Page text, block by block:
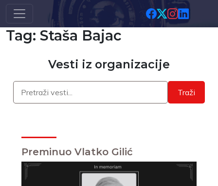
Skip to main content
Tag: Staša Bajac
Vesti iz organizacije
Traži
Preminuo Vlatko Gilić